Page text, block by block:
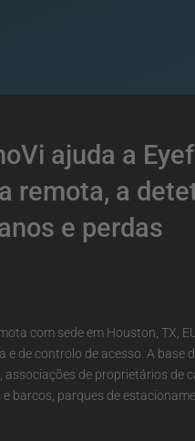
ajuda a
remota, a
e perdas
com sede em Houston, TX,
de controlo de acesso. A base
de proprietários de
barcos, parques de